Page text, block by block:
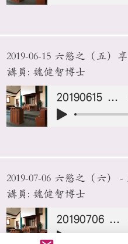
2019-06-15 六慾之（五）
講員: 魏健智博士
20190615 享受慾.mp3
2019-07-06 六慾之（六） -
講員: 魏健智博士
20190706 成就慾.mp3